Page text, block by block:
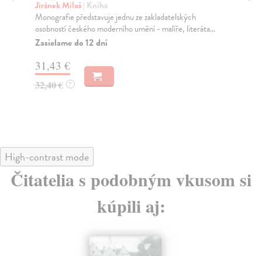
Jiránek Miloš| Kniha
Monografie představuje jednu ze zakladatelských
osobností českého moderního umění - malíře, literáta...
Zasielame do 12 dní
31,43 €
32,40 € ?
High-contrast mode
Čitatelia s podobným vkusom si
kúpili aj: